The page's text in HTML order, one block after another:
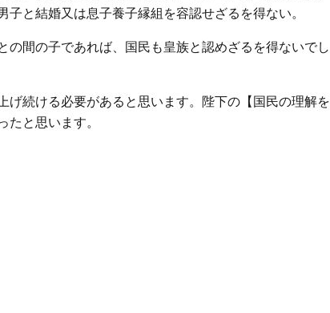
と結婚又は息子養子縁組を容認せざるを得ない。
間の子であれば、国民も皇族と認めざるを得ないでし
げ続ける必要があると思います。陛下の【国民の理解を
と思います。